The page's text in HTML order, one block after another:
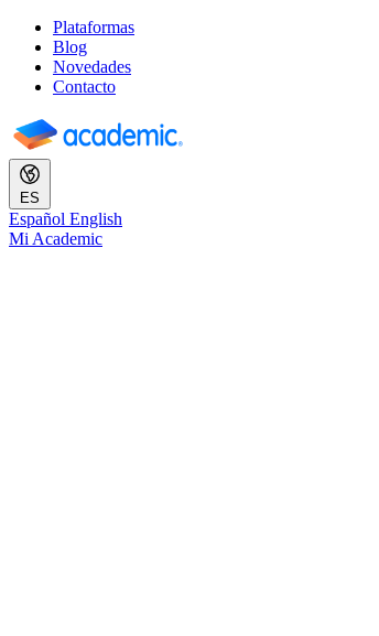
Plataformas
Blog
Novedades
Contacto
ES
Español English
Mi Academic